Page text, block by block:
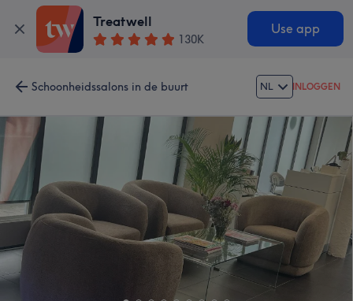
Treatwell
130K
Use app
Schoonheidssalons in de buurt NL INLOGGEN